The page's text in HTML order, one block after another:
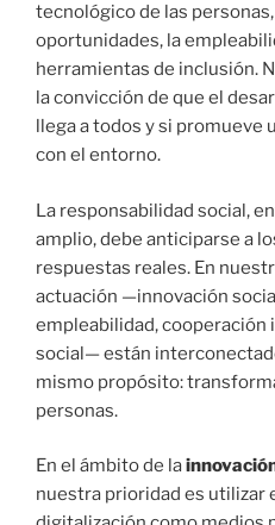
tecnológico de las
oportunidades, la
herramientas de inclusión.
la convicción de que el
llega a todos y si
con el entorno.
La responsabilidad social,
amplio, debe anticiparse a
respuestas reales. En
actuación —innovación
empleabilidad, cooperación
social— están
mismo propósito:
personas.
En el ámbito de la
nuestra prioridad es utilizar